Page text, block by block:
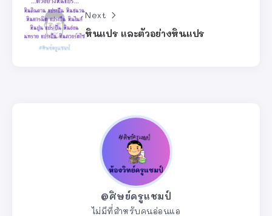
Next
หินแปร และตัวอย่างหินแปร
@ศิษย์ครูแชมป์
ไม่มีที่สำหรับคนอ่อนแอ